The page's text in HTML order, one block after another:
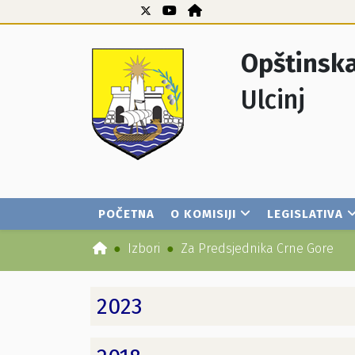
Ulcinj
POČETNA O KOMISIJI LEGISLATIVA
Izbori Za Predsjednika Crne Gore
2023